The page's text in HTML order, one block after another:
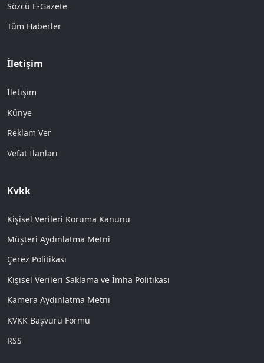
Sözcü E-Gazete
Tüm Haberler
İletişim
İletişim
Künye
Reklam Ver
Vefat İlanları
Kvkk
Kişisel Verileri Koruma Kanunu
Müşteri Aydınlatma Metni
Çerez Politikası
Kişisel Verileri Saklama ve İmha Politikası
Kamera Aydınlatma Metni
KVKK Başvuru Formu
RSS